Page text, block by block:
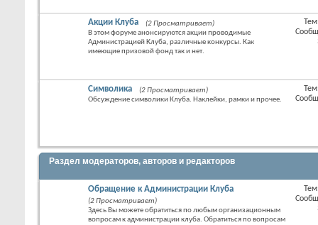
Акции Клуба
(2 Просматривает)
В этом форуме анонсируются акции проводимые
Администрацией Клуба, различные конкурсы. Как
имеющие призовой фонд так и нет.
лента
Символика
(2 Просматривает)
Обсуждение символики Клуба. Наклейки, рамки и прочее.
лента
Раздел модераторов, авторов и редакторов
Обращение к Администрации Клуба
(2 Просматривает)
Здесь Вы можете обратиться по любым организационным
вопросам к администрации клуба. Обратиться по вопросам
лента